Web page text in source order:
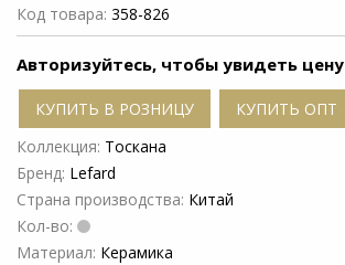
Код товара: 358-826
Авторизуйтесь, чтобы увидеть цену
КУПИТЬ В РОЗНИЦУ
КУПИТЬ ОПТ
Коллекция: Тоскана
Бренд: Lefard
Страна производства: Китай
Кол-во:
Материал: Керамика